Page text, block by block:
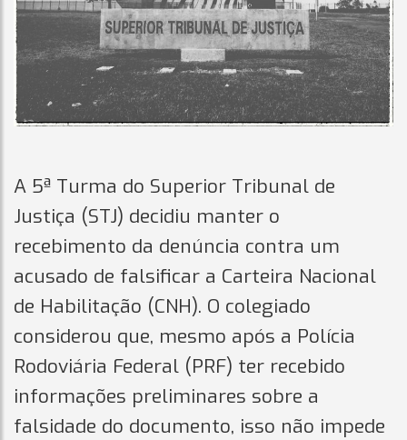
A 5ª Turma do Superior Tribunal de
Justiça (STJ) decidiu manter o
recebimento da denúncia contra um
acusado de falsificar a Carteira Nacional
de Habilitação (CNH). O colegiado
considerou que, mesmo após a Polícia
Rodoviária Federal (PRF) ter recebido
informações preliminares sobre a
falsidade do documento, isso não impede